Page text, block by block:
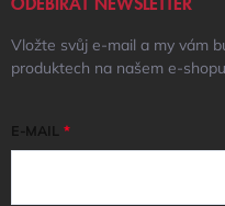
ODEBÍRAT NEWSLETTER
Vložte svůj e-mail a my vám
produktech na našem e-
E-MAIL